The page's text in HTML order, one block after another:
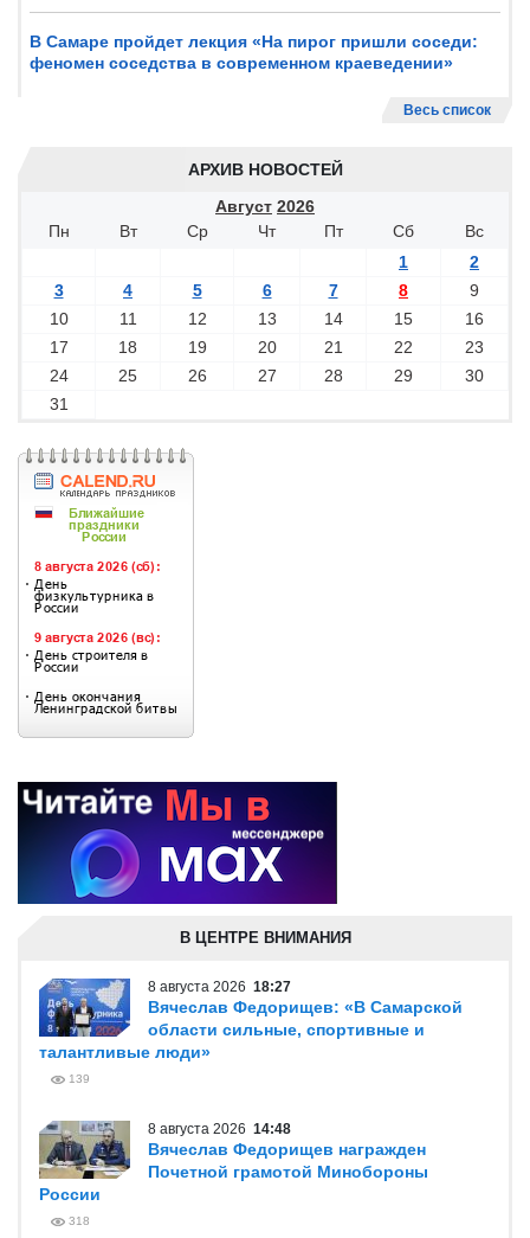
В Самаре пройдет лекция «На пирог пришли соседи:
феномен соседства в современном краеведении»
Весь список
АРХИВ НОВОСТЕЙ
Август 2026
Пн
Вт Ср Чт Пт Сб
Вс
1
2
3
4 5 6 7 8
9
10
11 12 13 14 15
16
17
18 19 20 21 22
23
24
25 26 27 28 29
30
31
В ЦЕНТРЕ ВНИМАНИЯ
8 августа 2026 18:27
Вячеслав Федорищев: «В Самарской
области сильные, спортивные и
талантливые люди»
139
8 августа 2026 14:48
Вячеслав Федорищев награжден
Почетной грамотой Минобороны
России
318